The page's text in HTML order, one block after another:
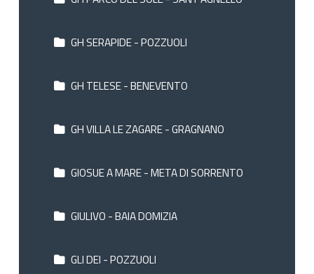
GH SERAPIDE - POZZUOLI
GH TELESE - BENEVENTO
GH VILLA LE ZAGARE - GRAGNANO
GIOSUE A MARE - META DI SORRENTO
GIULIVO - BAIA DOMIZIA
GLI DEI - POZZUOLI